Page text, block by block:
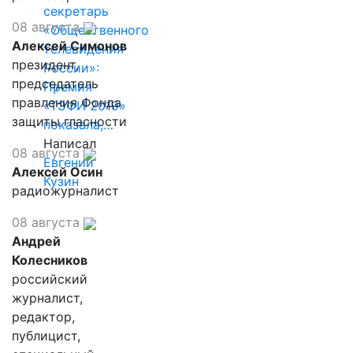
секретарь
«Общественного
телевидения
России»:
Премия
«ТЭФИ 2019»
показала,…
Написал
Евгений
Кузин
08 августа
Алексей Симонов
президент,
председатель
правления Фонда
защиты гласности
08 августа
Алексей Осин
радиожурналист
08 августа
Андрей
Колесников
российский
журналист,
редактор,
публицист,